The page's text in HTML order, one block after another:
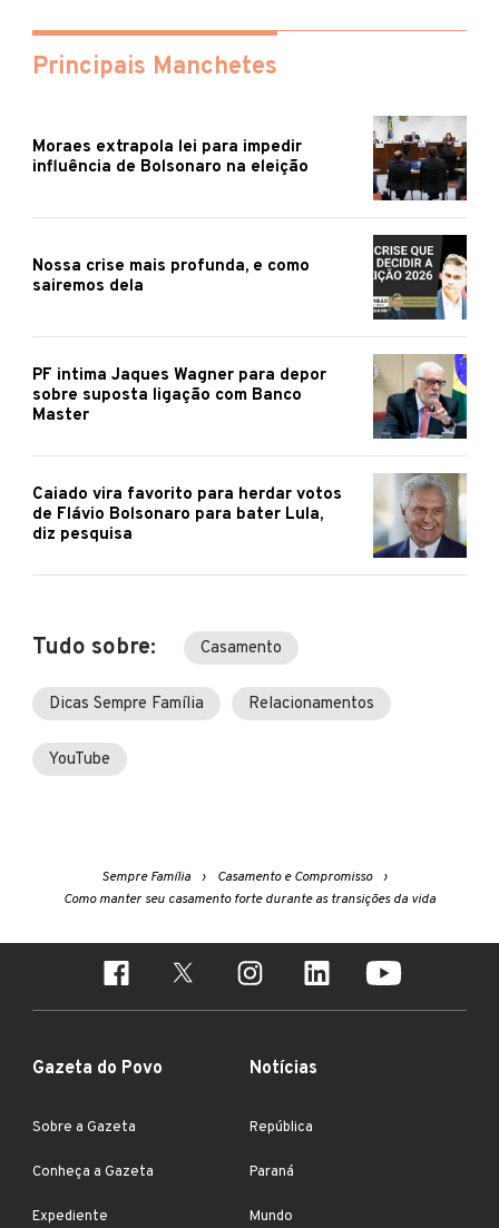
Principais Manchetes
Moraes extrapola lei para impedir
influência de Bolsonaro na eleição
Nossa crise mais profunda, e como
sairemos dela
PF intima Jaques Wagner para depor
sobre suposta ligação com Banco
Master
Caiado vira favorito para herdar votos
de Flávio Bolsonaro para bater Lula,
diz pesquisa
Tudo sobre: Casamento
Dicas Sempre Família Relacionamentos
YouTube
Sempre Família
Casamento e Compromisso
Como manter seu casamento forte durante as transições da vida
Gazeta do Povo
Sobre a Gazeta
Conheça a Gazeta
Expediente
Notícias
República
Paraná
Mundo